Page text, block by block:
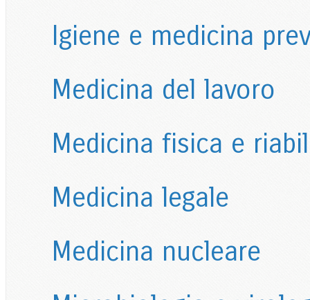
Igiene e medicina
Medicina del lavoro
Medicina fisica e
Medicina legale
Medicina nucleare